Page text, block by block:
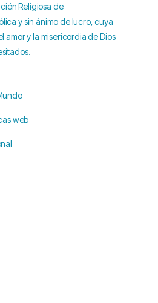
Religiosa de
y sin ánimo de lucro, cuya
amor y la misericordia de Dios
web